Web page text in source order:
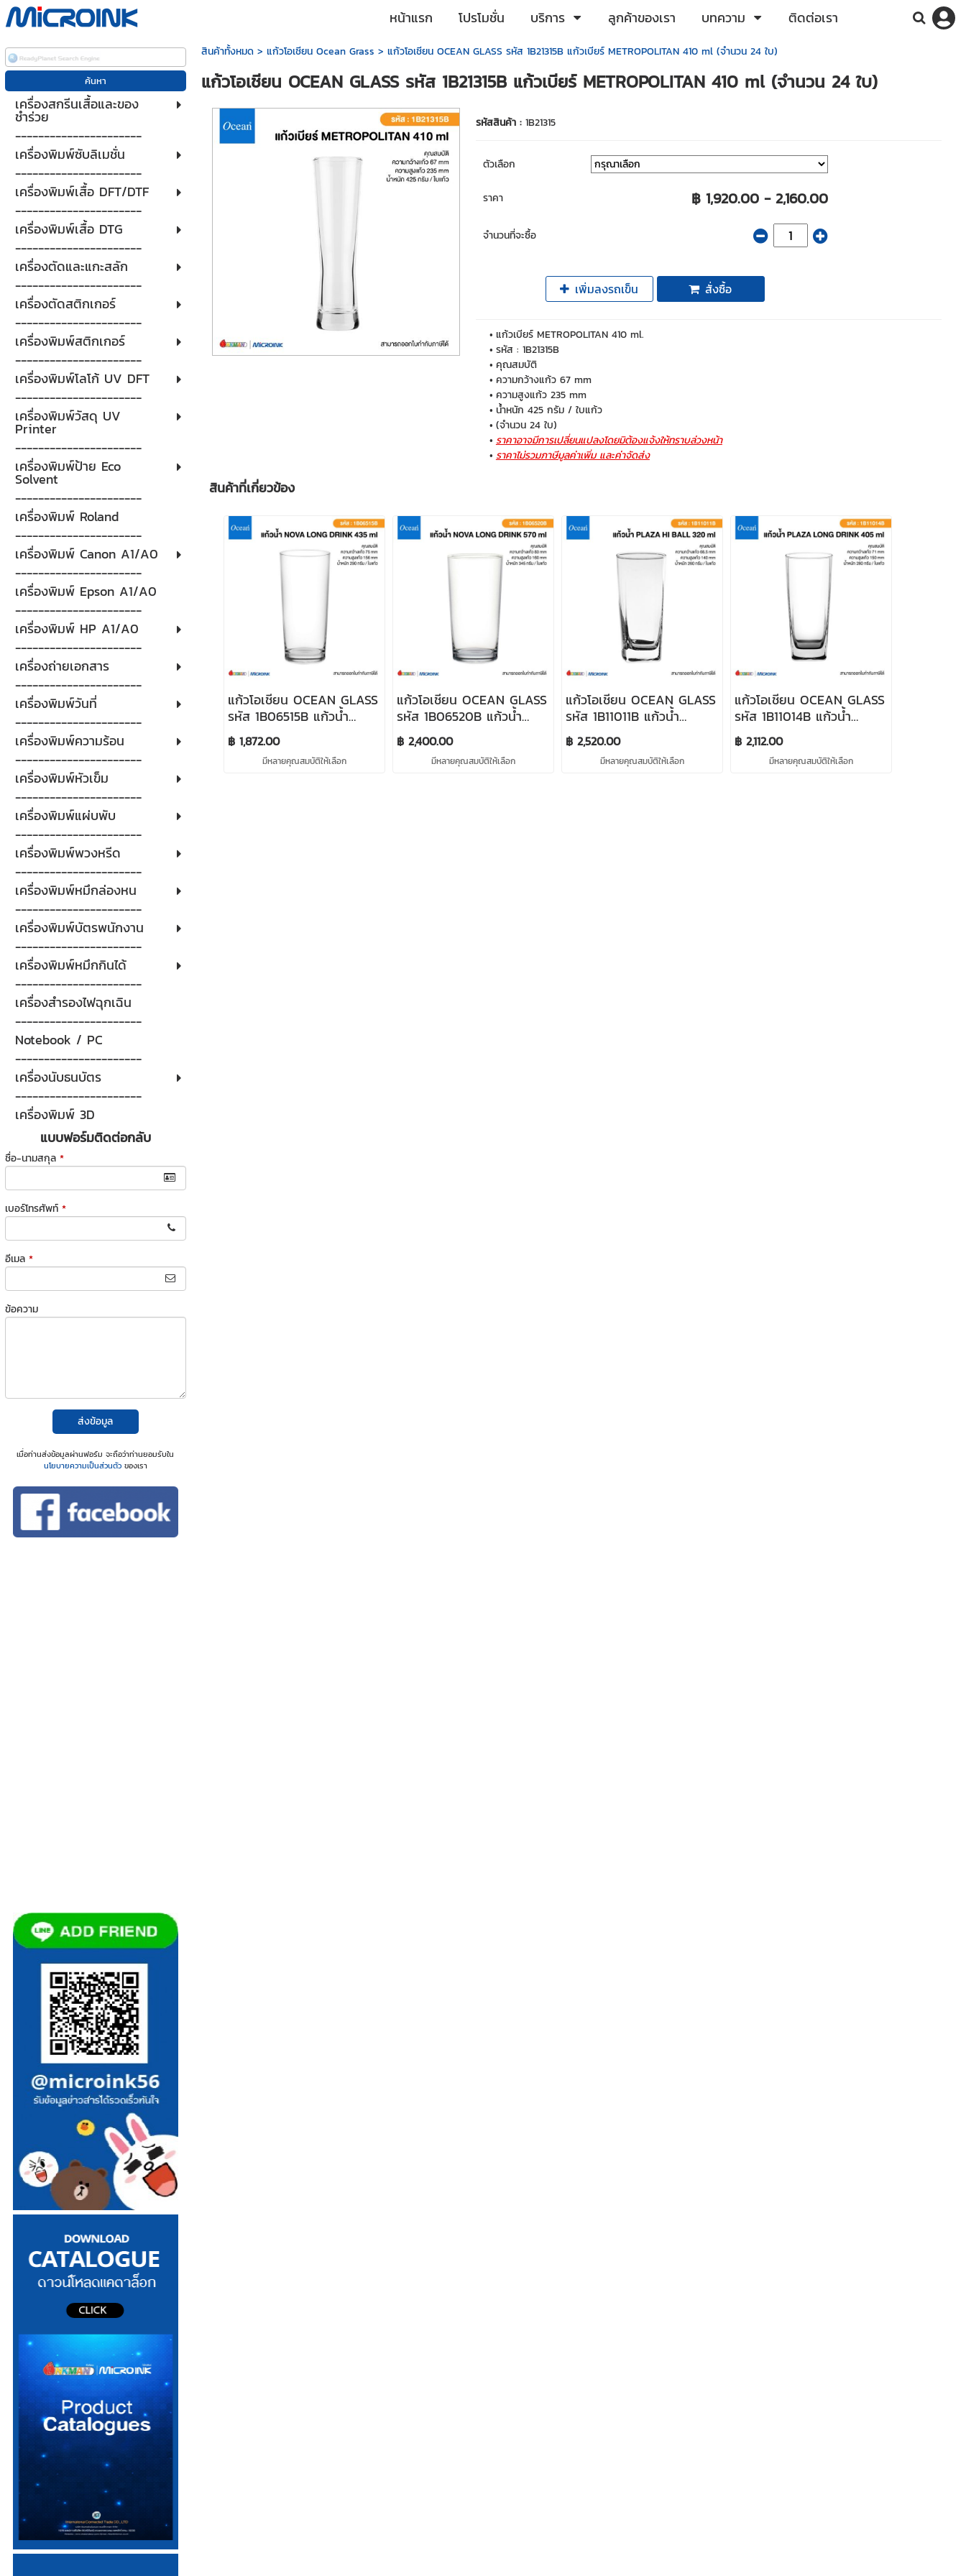
หน้าแรก โปรโมชั่น บริการ ลูกค้าของเรา บทความ ติดต่อเรา
เครื่องสกรีนเสื้อและของ
ชำร่วย
----------------------
เครื่องพิมพ์ซับลิเมชั่น
----------------------
เครื่องพิมพ์เสื้อ DFT/DTF
----------------------
เครื่องพิมพ์เสื้อ DTG
----------------------
เครื่องตัดและแกะสลัก
----------------------
เครื่องตัดสติกเกอร์
----------------------
เครื่องพิมพ์สติกเกอร์
----------------------
เครื่องพิมพ์โลโก้ UV DFT
----------------------
เครื่องพิมพ์วัสดุ UV
Printer
----------------------
เครื่องพิมพ์ป้าย Eco
Solvent
----------------------
เครื่องพิมพ์ Roland
----------------------
เครื่องพิมพ์ Canon A1/A0
----------------------
เครื่องพิมพ์ Epson A1/A0
----------------------
เครื่องพิมพ์ HP A1/A0
----------------------
เครื่องถ่ายเอกสาร
----------------------
เครื่องพิมพ์วันที่
----------------------
เครื่องพิมพ์ความร้อน
----------------------
เครื่องพิมพ์หัวเข็ม
----------------------
เครื่องพิมพ์แผ่บพับ
----------------------
เครื่องพิมพ์พวงหรีด
----------------------
เครื่องพิมพ์หมึกล่องหน
----------------------
เครื่องพิมพ์บัตรพนักงาน
----------------------
เครื่องพิมพ์หมึกกินได้
----------------------
เครื่องสำรองไฟฉุกเฉิน
----------------------
Notebook / PC
----------------------
เครื่องนับธนบัตร
----------------------
เครื่องพิมพ์ 3D
แบบฟอร์มติดต่อกลับ
ชื่อ-นามสกุล *
เบอร์โทรศัพท์ *
อีเมล *
ข้อความ
ส่งข้อมูล
เมื่อท่านส่งข้อมูลผ่านฟอร์ม จะถือว่าท่านยอมรับใน
นโยบายความเป็นส่วนตัวของเรา
สินค้าทั้งหมด> แก้วโอเชียน Ocean Grass > แก้วโอเชียน OCEAN GLASS รหัส 1B21315B แก้วเบียร์ METROPOLITAN 410 ml (จำนวน 24 ใบ)
แก้วโอเชียน OCEAN GLASS รหัส 1B21315B แก้วเบียร์ METROPOLITAN 410 ml (จำนวน 24 ใบ)
รหัสสินค้า : 1B21315
ตัวเลือก
ราคา ฿ 1,920.00 - 2,160.00
จำนวนที่จะซื้อ
เพิ่มลงรถเข็น สั่งซื้อ
แก้วเบียร์ METROPOLITAN 410 ml.
รหัส : 1B21315B
คุณสมบัติ
ความกว้างแก้ว 67 mm
ความสูงแก้ว 235 mm
น้ำหนัก 425 กรัม / ใบแก้ว
(จำนวน 24 ใบ)
ราคาอาจมีการเปลี่ยนแปลงโดยมิต้องแจ้งให้ทราบล่วงหน้า
ราคาไม่รวมภาษีมูลค่าเพิ่ม และค่าจัดส่ง
สินค้าที่เกี่ยวข้อง
แก้วโอเชียน OCEAN GLASS
รหัส 1B06515B แก้วน้ำ
NOVA LONG DRINK 435
ml (จำนวน 48 ใบ)
฿ 1,872.00
มีหลายคุณสมบัติให้เลือก
แก้วโอเชียน OCEAN GLASS
รหัส 1B06520B แก้วน้ำ
NOVA LONG DRINK 570
ml (จำนวน 48 ใบ)
฿ 2,400.00
มีหลายคุณสมบัติให้เลือก
แก้วโอเชียน OCEAN GLASS
รหัส 1B11011B แก้วน้ำ
PLAZA HI BALL 320 ml
(จำนวน 72 ใบ)
฿ 2,520.00
มีหลายคุณสมบัติให้เลือก
แก้วโอเชียน OCEAN GLASS
รหัส 1B11014B แก้วน้ำ
PLAZA LONG DRINK 405
ml (จำนวน 48 ใบ)
฿ 2,112.00
มีหลายคุณสมบัติให้เลือก